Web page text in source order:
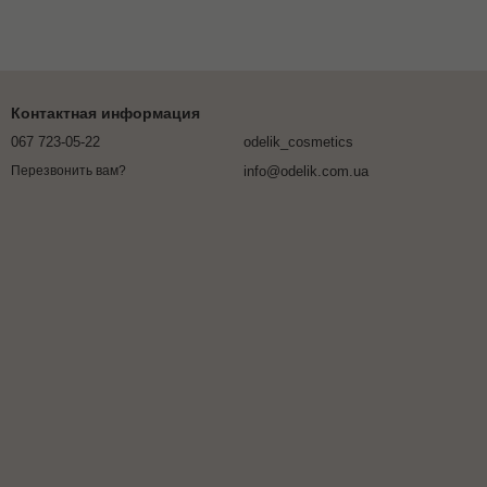
Контактная информация
067 723-05-22
Перезвонить вам?
odelik_cosmetics
info@odelik.com.ua